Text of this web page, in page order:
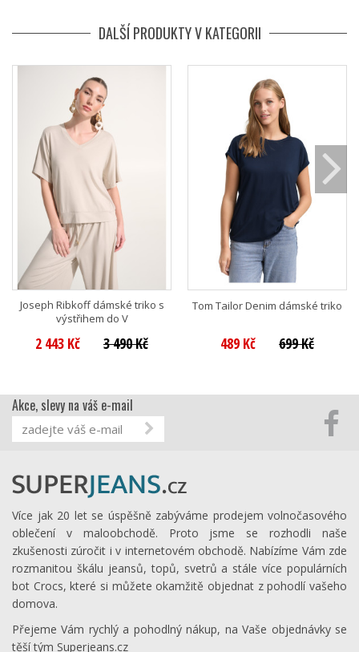
DALŠÍ PRODUKTY V KATEGORII
Joseph Ribkoff dámské triko s
výstřihem do V
2 443 Kč 3 490 Kč
Tom Tailor Denim dámské triko
489 Kč 699 Kč
Akce, slevy na váš e-mail
Více jak 20 let se úspěšně zabýváme prodejem volnočasového
oblečení v maloobchodě. Proto jsme se rozhodli naše
zkušenosti zúročit i v internetovém obchodě. Nabízíme Vám zde
rozmanitou škálu jeansů, topů, svetrů a stále více populárních
bot Crocs, které si můžete okamžitě objednat z pohodlí vašeho
domova.
Přejeme Vám rychlý a pohodlný nákup, na Vaše objednávky se
těší tým Superjeans.cz